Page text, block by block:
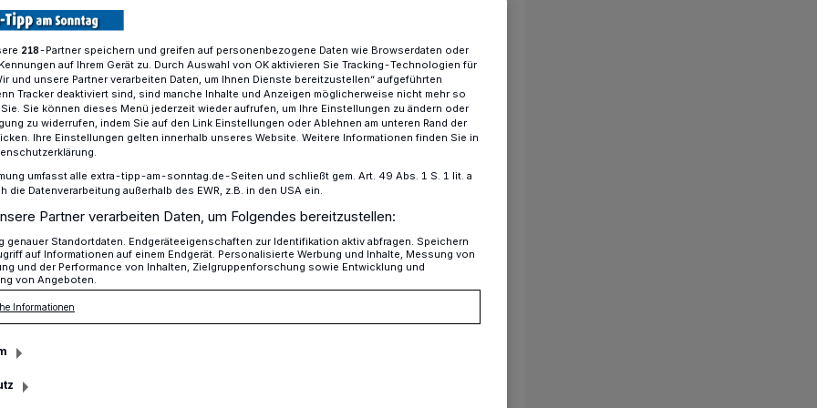
Spende
Willich (FWZ) und die
in Trägerschaft des Caritasverbandes
hatten Anfang Mai 2022 eine
ins Leben gerufen.
218-Partner speichern und greifen auf personenbezogene Daten wie Browserdaten oder
auf Ihrem Gerät zu. Durch Auswahl von OK aktivieren Sie Tracking-Technologien für
und unsere Partner verarbeiten Daten, um Ihnen Dienste bereitzustellen“ aufgeführten
Tracker deaktiviert sind, sind manche Inhalte und Anzeigen möglicherweise nicht mehr so
Sie können dieses Menü jederzeit wieder aufrufen, um Ihre Einstellungen zu ändern oder
zu widerrufen, indem Sie auf den Link Einstellungen oder Ablehnen am unteren Rand der
Ihre Einstellungen gelten innerhalb unseres Website. Weitere Informationen finden Sie in
umfasst alle extra-tipp-am-sonntag.de-Seiten und schließt gem. Art. 49 Abs. 1 S. 1 lit. a
die Datenverarbeitung außerhalb des EWR, z.B. in den USA ein.
Partner verarbeiten Daten, um Folgendes bereitzustellen:
genauer Standortdaten. Endgeräteeigenschaften zur Identifikation aktiv abfragen. Speichern
auf Informationen auf einem Endgerät. Personalisierte Werbung und Inhalte, Messung von
und der Performance von Inhalten, Zielgruppenforschung sowie Entwicklung und
von Angeboten.
Informationen